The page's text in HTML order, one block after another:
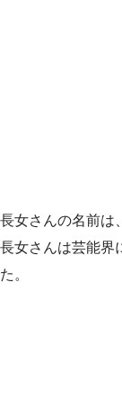
長女さんの名前は
長女さんは芸能界
た。